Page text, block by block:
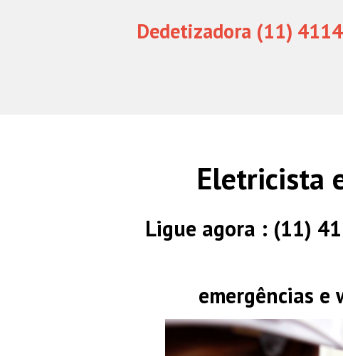
Dedetizadora (11)
Eletricista
Ligue agora : (11)
emergências